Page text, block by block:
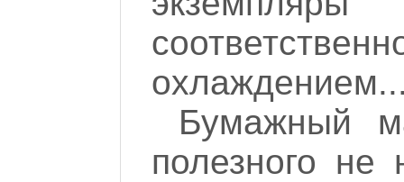
Бумажный
полезного